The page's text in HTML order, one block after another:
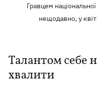
Гравцем
нещодавно, у
Талантом себе
хвалити